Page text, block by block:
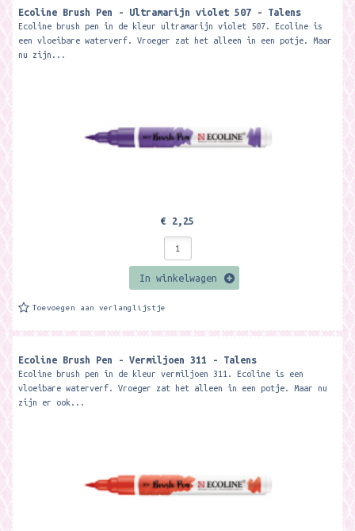
Ecoline Brush Pen - Ultramarijn violet 507 - Talens
Ecoline brush pen in de kleur ultramarijn violet 507. Ecoline is
een vloeibare waterverf. Vroeger zat het alleen in een potje. Maar
nu zijn...
€ 2,25
In winkelwagen
Toevoegen aan verlanglijstje
Ecoline Brush Pen - Vermiljoen 311 - Talens
Ecoline brush pen in de kleur vermiljoen 311. Ecoline is een
vloeibare waterverf. Vroeger zat het alleen in een potje. Maar nu
zijn er ook...